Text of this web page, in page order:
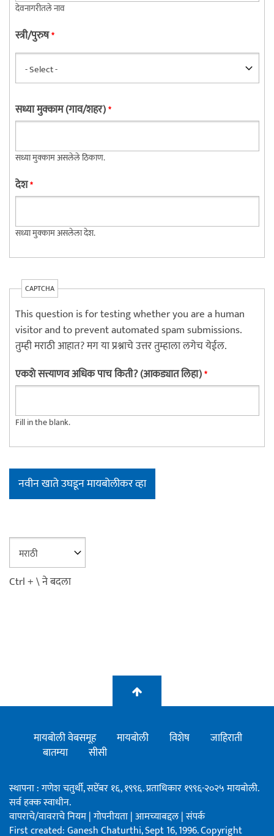
देवनागरीतले नाव
स्त्री/पुरुष*
सध्या मुक्काम (गाव/शहर)*
सध्या मुक्काम असलेले ठिकाण.
देश*
सध्या मुक्काम असलेला देश.
CAPTCHA
This question is for testing whether you are a human
visitor and to prevent automated spam submissions.
तुम्ही मराठी आहात? मग या प्रश्नाचे उत्तर तुम्हाला लगेच येईल.
एकशे सत्त्याणव अधिक पाच किती? (आकड्यात लिहा)*
Fill in the blank.
Ctrl + \ ने बदला
मायबोली वेबसमूह मायबोली विशेष
जाहिराती
बातम्या
सीसी
स्थापना : गणेश चतुर्थी, सप्टेंबर १६, १९९६. प्रताधिकार १९९६-२०२५ मायबोली.
सर्व हक्क स्वाधीन.
वापराचे/वावराचे नियम|गोपनीयता|आमच्याबद्दल|संपर्क
First created: Ganesh Chaturthi, Sept 16, 1996. Copyright